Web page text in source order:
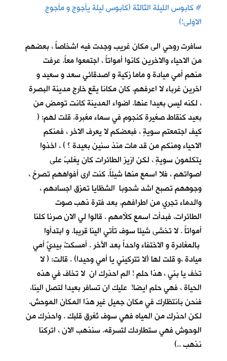
#كابوس الليلة الثالثة (كابوس ليلة يأجوج و مأجوج
الاولى!)
سافرت روحي الى مكان غريب وجدت فيه اشخاصاً ، بعضهم
من الاحياء والاخرين كانوا أمواتاً ، اجتمعوا معاً. عرفت
منهم أمي ميادة و ماما زكية و اصدقائي سعد و سعيد و
اخرين غرباء لا اعرفهم. كان مكانا يقع خارج مدينة البصرة
، لكنه ليس بعيدا عنها. اضواء المدينة كانت تومض من
بعيد كنقاط صغيرة كنجوم في سماء مغبرة. قلت لهم: (
كيف اجتمعتم سويةٍ ، فبعضكم لا يعرف الاخر ، فمنكم
الاحياء ومنكم من قد مات منذ سنين بعيدة ؟ ) ، اخذوا
يتكلمون سويةٍ ، لكن ازيز الطائرات كان يغلبُ على
اصواتهم ، فلا اسمع منها شيئاً. كنت ارى أفواههم تصرخ ،
وجوههم تصبح اشد شحوبا الشظايا تمزق اجسادهم ،
والدماء تجري من اطرافهم. بعد فترة ذهب صوت
الطائرات، فبدأت اسمع كلأمهم . قالوا لي الان صرنا كلنا
أمواتاً . لا تخشى شيئا سوف تأتي الينا قريبا. و ابتدأوا
بالمغادرة و الاختفاء واحداً بعد الآخر . أمسكتُ بيديَّ أمي
ميادة ،و قلت لها (لا تتركيني يا أمي وحيدا) . قالت: ( لا
تخف يا بني ، هذا حلم ! الم احذرك ان لا تخاف في هذه
الحياة ، فهي حلم ايضا! عليك ان تسافر بعيدا لتصل الينا،
فنحن بانتظارك في مكان جميل غير هذا المكان الموحش.
لكن احذرك من المياه فهي سوف تُغرق قلبك . واحذرك من
الوحوش فهي ستطاردك لتسرقه. سنذهب الان ، اتركنا
نذهب ..)